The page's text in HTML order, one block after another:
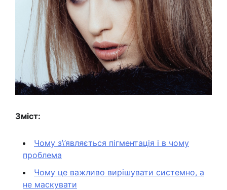
Зміст:
Чому з\’являється пігментація і в чому
проблема
Чому це важливо вирішувати системно, а
не маскувати